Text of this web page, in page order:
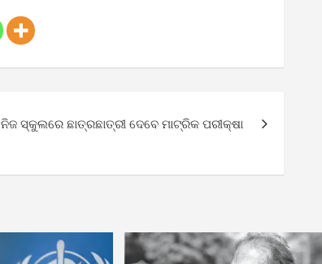
ନିଜ ସ୍କୁଲରେ ଛାତ୍ରଛାତ୍ରୀ ଦେବେ ମାଟ୍ରିକ ପରୀକ୍ଷା